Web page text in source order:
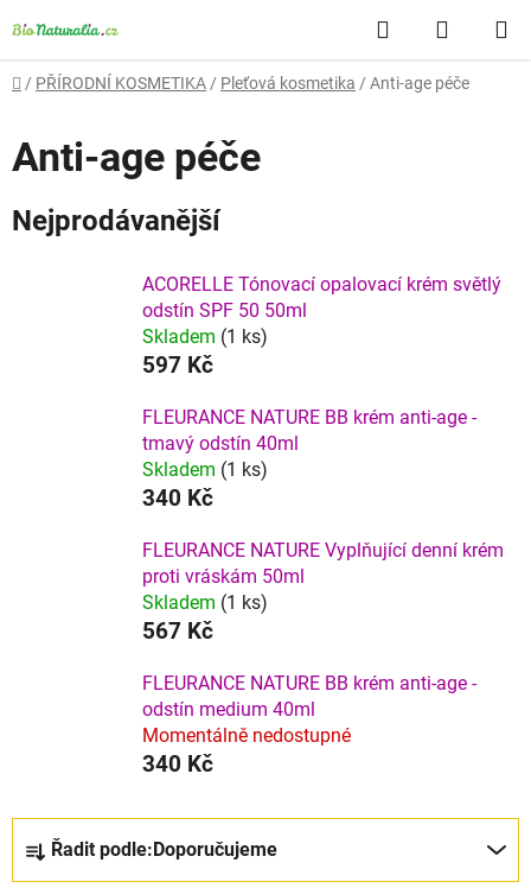
na
obsah
Hledat
KOŠÍK
Domů
/ PŘÍRODNÍ KOSMETIKA / Pleťová kosmetika / Anti-age péče
Anti-age péče
Nejprodávanější
ACORELLE Tónovací opalovací krém světlý
odstín SPF 50 50ml
Skladem (1 ks)
597 Kč
FLEURANCE NATURE BB krém anti-age -
tmavý odstín 40ml
Skladem (1 ks)
340 Kč
FLEURANCE NATURE Vyplňující denní krém
proti vráskám 50ml
Skladem (1 ks)
567 Kč
FLEURANCE NATURE BB krém anti-age -
odstín medium 40ml
Momentálně nedostupné
340 Kč
Řadit podle: Doporučujeme